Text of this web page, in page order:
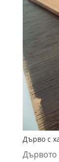
Дърво с
Дървото